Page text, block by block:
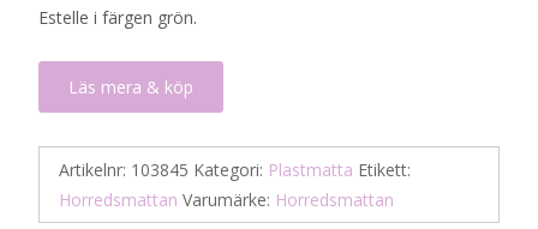
Estelle i färgen grön.
Läs mera & köp
Artikelnr: 103845 Kategori: Plastmatta Etikett:
Horredsmattan Varumärke: Horredsmattan